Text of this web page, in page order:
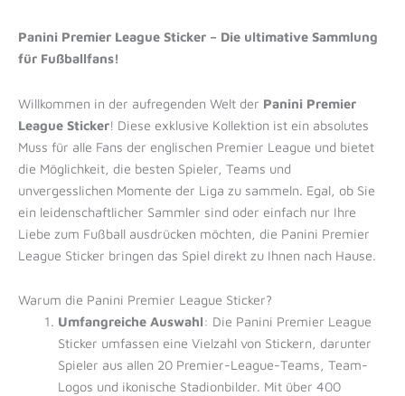
Panini Premier League Sticker – Die ultimative Sammlung
für Fußballfans!
Willkommen in der aufregenden Welt der Panini Premier
League Sticker! Diese exklusive Kollektion ist ein absolutes
Muss für alle Fans der englischen Premier League und bietet
die Möglichkeit, die besten Spieler, Teams und
unvergesslichen Momente der Liga zu sammeln. Egal, ob Sie
ein leidenschaftlicher Sammler sind oder einfach nur Ihre
Liebe zum Fußball ausdrücken möchten, die Panini Premier
League Sticker bringen das Spiel direkt zu Ihnen nach Hause.
Warum die Panini Premier League Sticker?
Umfangreiche Auswahl: Die Panini Premier League
Sticker umfassen eine Vielzahl von Stickern, darunter
Spieler aus allen 20 Premier-League-Teams, Team-
Logos und ikonische Stadionbilder. Mit über 400